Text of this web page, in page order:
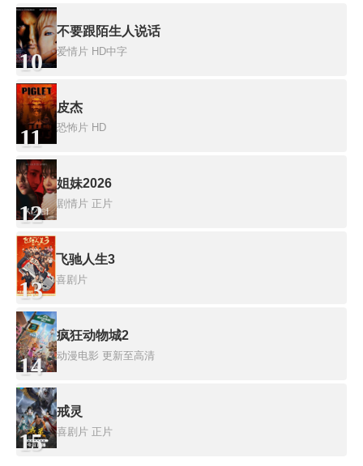
10
不要跟陌生人说话
爱情片 HD中字
11
皮杰
恐怖片 HD
12
姐妹2026
剧情片 正片
13
飞驰人生3
喜剧片
14
疯狂动物城2
动漫电影 更新至高清
15
戒灵
喜剧片 正片